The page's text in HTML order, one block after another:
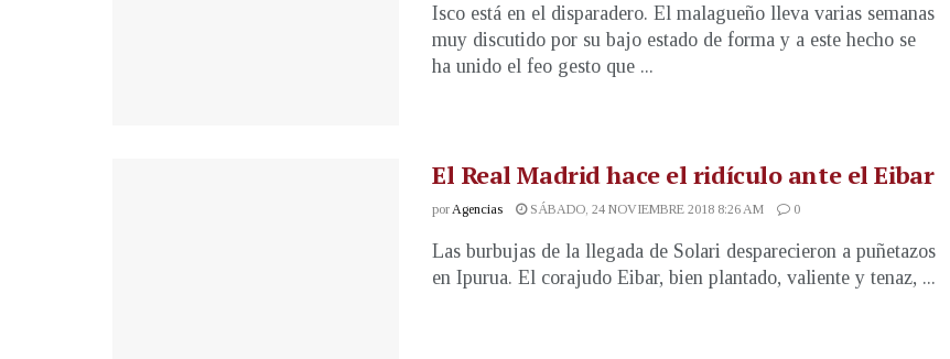
Isco está en el disparadero. El malagueño lleva varias semanas
muy discutido por su bajo estado de forma y a este hecho se
ha unido el feo gesto que ...
El Real Madrid hace el ridículo ante el Eibar
por Agencias SÁBADO, 24 NOVIEMBRE 2018 8:26 AM 0
Las burbujas de la llegada de Solari desparecieron a puñetazos
en Ipurua. El corajudo Eibar, bien plantado, valiente y tenaz, ...